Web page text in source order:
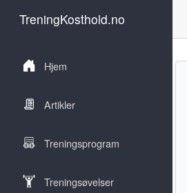
TreningKosthold.no
Hjem
Artikler
Treningsprogram
Treningsøvelser